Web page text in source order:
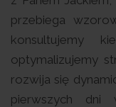
przebiega
konsultujemy
optymalizujemy
rozwija się
pierwszych dni